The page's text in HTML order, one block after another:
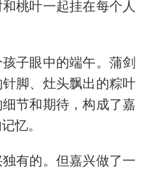
桃叶一起挂在每个人
子眼中的端午。蒲剑
脚、灶头飘出的粽叶
节和期待，构成了嘉
忆。
有的。但嘉兴做了一